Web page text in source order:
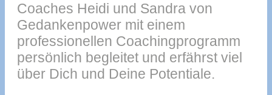
Coaches Heidi und Sandra von
Gedankenpower mit einem
professionellen Coachingprogramm
persönlich begleitet und erfährst viel
über Dich und Deine Potentiale.